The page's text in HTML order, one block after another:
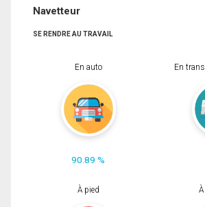
Navetteur
SE RENDRE AU TRAVAIL
En auto
90.89 %
En
À pied